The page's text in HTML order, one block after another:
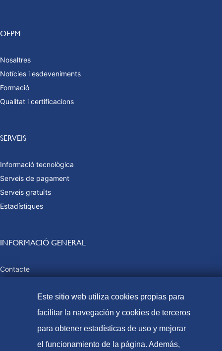
OEPM
Nosaltres
Notícies i esdeveniments
Formació
Qualitat i certificacions
SERVEIS
Informació tecnològica
Serveis de pagament
Serveis gratuïts
Estadístiques
INFORMACIÓ GENERAL
Contacte
Taxes i preus públics
Formes de pagament
Este sitio web utiliza cookies propias para
facilitar la navegación y cookies de terceros
para obtener estadísticas de uso y mejorar
el funcionamiento de la página. Además,